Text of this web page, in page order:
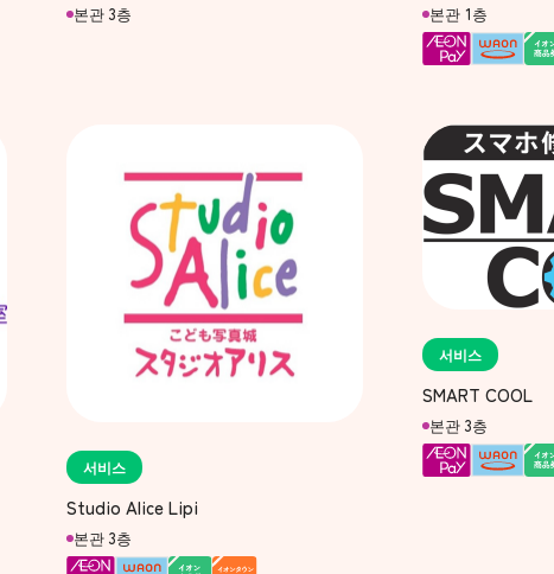
본관 3층 본관 1층
서비스
Studio Alice Lipi
본관 3층
서비스
SMART COOL
본관 3층